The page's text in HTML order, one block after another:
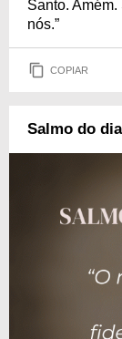
Santo.
nós.”
COPIAR
Salmo do